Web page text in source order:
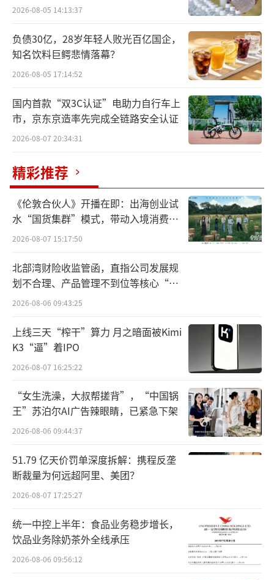
2026-08-05 14:13:37
负债30亿，28岁年轻人败光百亿国企，
知名饮料巨鳄悲情落幕？
2026-08-05 17:14:52
国内首款“双3C认证”电助力自行车上
市，京东京造率先完成全链路安全认证
2026-08-07 20:34:31
精彩推荐
《伦敦合伙人》开播在即：出海创业试
水“国货集群”模式，带动入境消费反
向种草
2026-08-07 15:17:50
北部湾财险收监管函，直指公司发展规
划不合理、产品管理不到位等核心“痛
点”
2026-08-06 09:43:25
上线三天“榨干”算力 月之暗面被Kimi
K3“逼”着IPO
2026-08-07 16:25:22
“女生洗澡，大叔帮搓背”，“中国锅
王”苏泊尔AI广告辣眼睛，已紧急下架
2026-08-06 09:44:37
51.79 亿天价罚单深度拆解：携程反垄
断裁量为何远超阿里、美团？
2026-08-07 17:25:27
统一中控上半年：食品业务稳步增长，
饮品业务除奶茶外全线承压
2026-08-06 09:56:12